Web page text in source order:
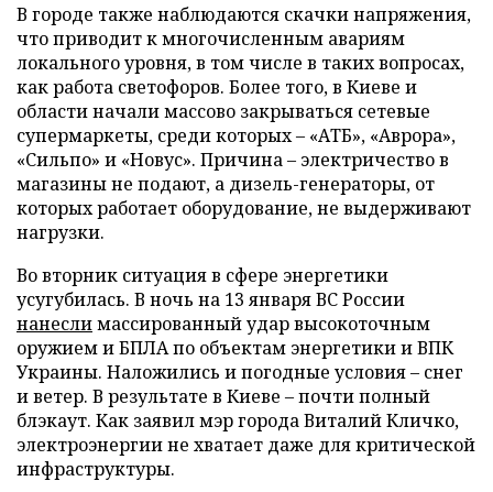
В городе также наблюдаются скачки напряжения,
что приводит к многочисленным авариям
локального уровня, в том числе в таких вопросах,
как работа светофоров. Более того, в Киеве и
области начали массово закрываться сетевые
супермаркеты, среди которых – «АТБ», «Аврора»,
«Сильпо» и «Новус». Причина – электричество в
магазины не подают, а дизель-генераторы, от
которых работает оборудование, не выдерживают
нагрузки.
Во вторник ситуация в сфере энергетики
усугубилась. В ночь на 13 января ВС России
нанеслимассированный удар высокоточным
оружием и БПЛА по объектам энергетики и ВПК
Украины. Наложились и погодные условия – снег
и ветер. В результате в Киеве – почти полный
блэкаут. Как заявил мэр города Виталий Кличко,
электроэнергии не хватает даже для критической
инфраструктуры.